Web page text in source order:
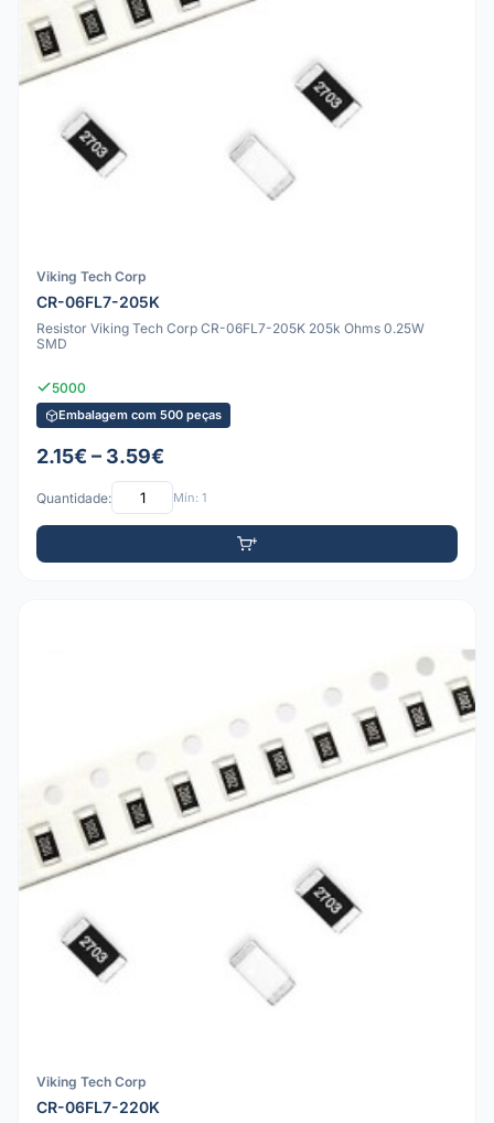
Viking Tech Corp
CR-06FL7-205K
Resistor Viking Tech Corp CR-06FL7-205K 205k Ohms 0.25W
SMD
5000
Embalagem com 500 peças
2.15€ – 3.59€
Quantidade: Mín: 1
Viking Tech Corp
CR-06FL7-220K